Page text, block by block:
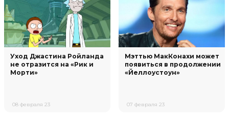
Уход Джастина Ройланда
не отразится на «Рик и
Морти»
08 февраля 23
Мэттью МакКонахи может
появиться в продолжении
«Йеллоустоун»
07 февраля 23